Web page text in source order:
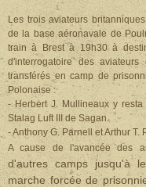
Les trois aviateurs
de la base aéronavale de
train à Brest à 19h30 à
d'interrogatoire des
transférés en camp de
Polonaise :
- Herbert J. Mullineaux y
Stalag Luft III de Sagan.
- Anthony G. Parnell et Arthur
A cause de l'avancée des
d'autres camps jusqu'à
marche forcée de